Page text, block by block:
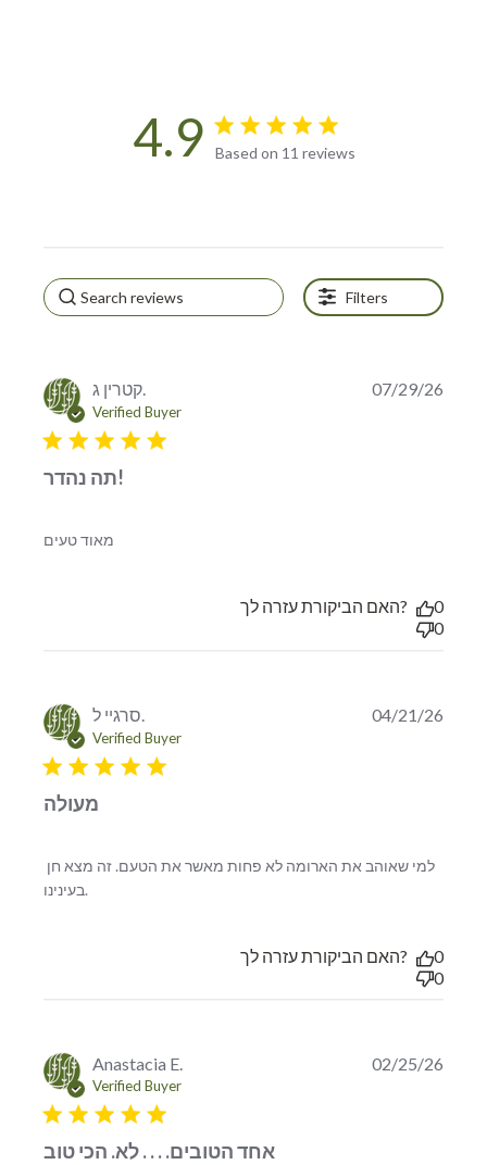
4.9 4.9 star rating
Based on 11 reviews
Filters
Verified Buyer
5 star rating
תה נהדר!
מאוד טעים
07/29/26
האם הביקורת עזרה לך?
0
0
Verified Buyer
5 star rating
מעולה
בעינינו.
04/21/26
האם הביקורת עזרה לך?
0
0
Anastacia E.
Verified Buyer
5 star rating
אחד הטובים. . . . לא. הכי טוב
02/25/26